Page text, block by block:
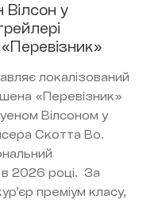
Вілсон у
локалізований
«Перевізник»
Вілсоном у
Скотта Во.
в 2026 році. За
преміум класу,